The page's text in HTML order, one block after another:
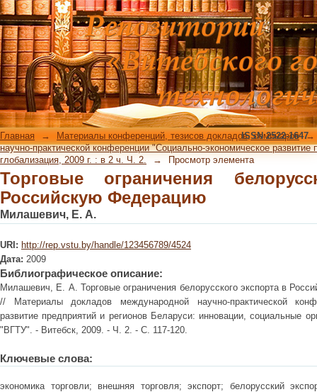
Торговые ограничения
Главная → Материалы конференций, тезисов докладов, семинаров →
научно-практической конференции "Социально-экономическое
глобализация, 2009 г. : в 2 ч. Ч. 2.
→ Просмотр элемента
ISSN 2522-1647
Торговые ограничения
Российскую Федерацию
Милашевич, Е. А.
URI: http://rep.vstu.by/handle/123456789/4524
Дата: 2009
Библиографическое описание:
Милашевич, Е. А. Торговые ограничения белорусского экспорта в
// Материалы докладов международной научно-практической
развитие предприятий и регионов Беларуси: инновации, социальные
"ВГТУ". - Витебск, 2009. - Ч. 2. - С. 117-120.
Ключевые слова:
экономика торговли; внешняя торговля; экспорт; белорусский